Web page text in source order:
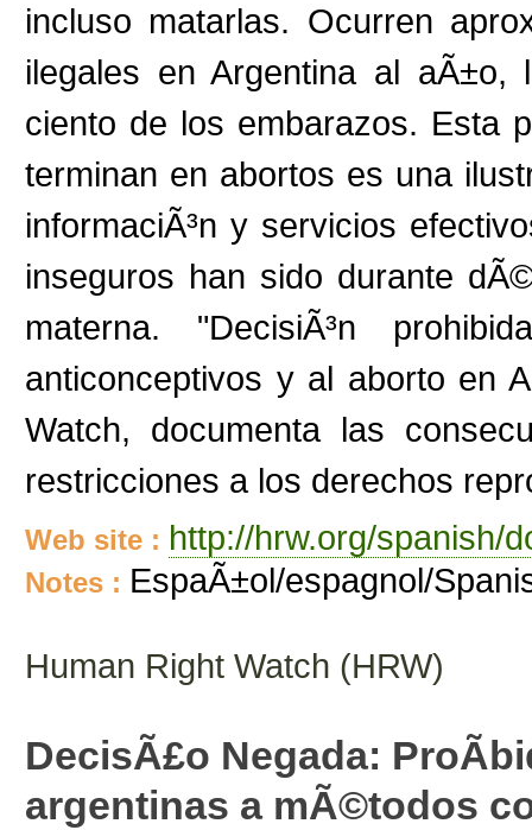
incluso matarlas. Ocurren
ilegales en Argentina al
ciento de los embarazos. Esta
terminan en abortos es una
informaciÃ³n y servicios
inseguros han sido durante
materna. "DecisiÃ³n
anticonceptivos y al aborto en
Watch, documenta las
restricciones a los derechos
Web site : http://hrw.org/spanish/
Notes : EspaÃ±ol/espagnol/
Human Right Watch (HRW)
DecisÃ£o Negada:
argentinas a mÃ©todos